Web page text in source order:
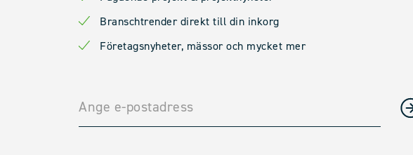
Branschtrender direkt till din inkorg
Företagsnyheter, mässor och mycket mer